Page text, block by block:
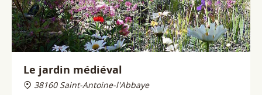
38160 Saint-Antoine-l'Abbaye
Quatre jardins, quatre histoires, quatre haltes
ponctuées de plantes exubérantes, d'herbes
aromatiques, de fleurs et d'arbres fruitiers réunis par
fondateur de l'essence même du jardin.